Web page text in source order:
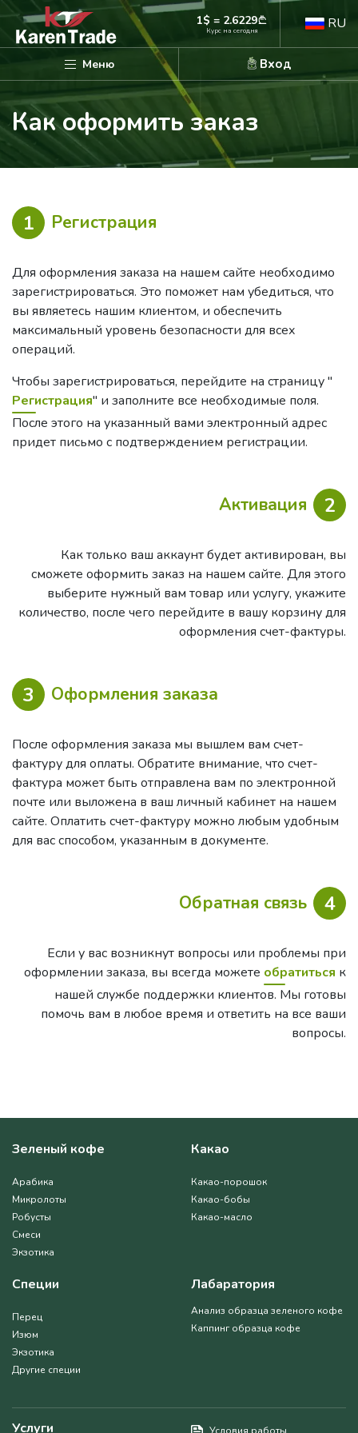
Меню
1$ = 2.6229
Курс на сегодня RU
Вход
Как оформить заказ
1 Регистрация
Для оформления заказа на нашем сайте необходимо
зарегистрироваться. Это поможет нам убедиться, что
вы являетесь нашим клиентом, и обеспечить
максимальный уровень безопасности для всех
операций.
Чтобы зарегистрироваться, перейдите на страницу "
Регистрация" и заполните все необходимые поля.
После этого на указанный вами электронный адрес
придет письмо с подтверждением регистрации.
Активация 2
Как только ваш аккаунт будет активирован, вы
сможете оформить заказ на нашем сайте. Для этого
выберите нужный вам товар или услугу, укажите
количество, после чего перейдите в вашу корзину для
оформления счет-фактуры.
3 Оформления заказа
После оформления заказа мы вышлем вам счет-
фактуру для оплаты. Обратите внимание, что счет-
фактура может быть отправлена вам по электронной
почте или выложена в ваш личный кабинет на нашем
сайте. Оплатить счет-фактуру можно любым удобным
для вас способом, указанным в документе.
Обратная связь 4
Если у вас возникнут вопросы или проблемы при
оформлении заказа, вы всегда можете обратиться к
нашей службе поддержки клиентов. Мы готовы
помочь вам в любое время и ответить на все ваши
вопросы.
Зеленый кофе
Арабика
Микролоты
Робусты
Смеси
Экзотика
Какао
Какао-порошок
Какао-бобы
Какао-масло
Специи
Перец
Изюм
Экзотика
Другие специи
Лабаратория
Анализ образца зеленого кофе
Каппинг образца кофе
Услуги Условия работы